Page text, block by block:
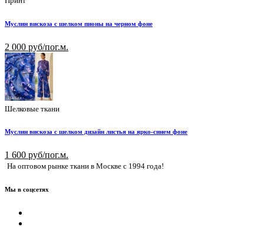
Муслин вискоза с шелком пионы на черном фоне
2 000 руб/пог.м.
Шелковые ткани
Муслин вискоза с шелком дизайн листья на ярко-синем фоне
1 600 руб/пог.м.
На оптовом рынке ткани в Москве с 1994 года!
Мы в соцсетях